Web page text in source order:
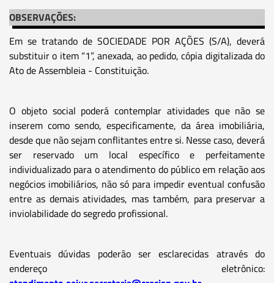
OBSERVAÇÕES:
Em se tratando de SOCIEDADE POR AÇÕES (S/A), deverá
substituir o item “1”, anexada, ao pedido, cópia digitalizada do
Ato de Assembleia - Constituição.
O objeto social poderá contemplar atividades que não se
inserem como sendo, especificamente, da área imobiliária,
desde que não sejam conflitantes entre si. Nesse caso, deverá
ser reservado um local específico e perfeitamente
individualizado para o atendimento do público em relação aos
negócios imobiliários, não só para impedir eventual confusão
entre as demais atividades, mas também, para preservar a
inviolabilidade do segredo profissional.
Eventuais dúvidas poderão ser esclarecidas através do
endereço eletrônico: